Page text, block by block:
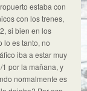
estaba con
con los trenes,
si bien en los
lo es tanto, no
iba a estar muy
por la mañana, y
normalmente es